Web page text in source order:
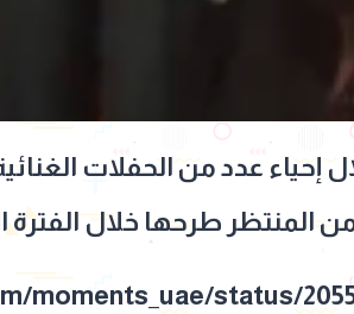
عدد من الحفلات
المنتظر طرحها خلال الفترة
moments_uae/status/